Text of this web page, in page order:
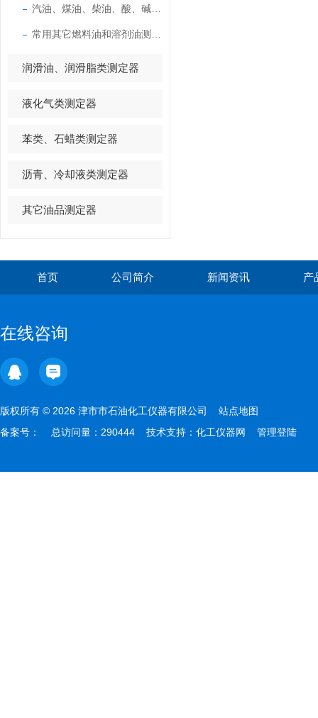
润滑油、润滑脂类测定器
液化气类测定器
苯类、石蜡类测定器
沥青、冷却液类测定器
其它油品测定器
首页 公司简介 新闻资讯 产
在线咨询
版权所有 © 2026 津市市石油化工仪器有限公司 站点地图
备案号：
总访问量：290444 技术支持： 化工仪器网 管理登陆